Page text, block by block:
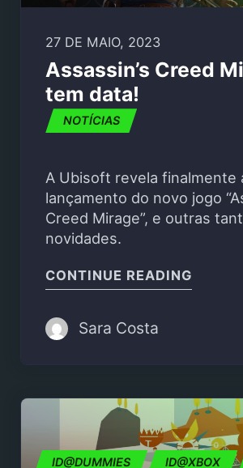
27 DE MAIO, 2023
Assassin’s Creed
tem data!
NOTÍCIAS
A Ubisoft revela finalmente
lançamento do novo jogo
Creed Mirage”, e outras
novidades.
CONTINUE READING
Sara Costa
ID@DUMMIES ID@XBOX